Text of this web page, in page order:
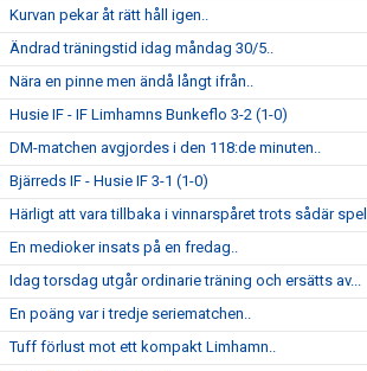
Kurvan pekar åt rätt håll igen..
Ändrad träningstid idag måndag 30/5..
Nära en pinne men ändå långt ifrån..
Husie IF - IF Limhamns Bunkeflo 3-2 (1-0)
DM-matchen avgjordes i den 118:de minuten..
Bjärreds IF - Husie IF 3-1 (1-0)
Härligt att vara tillbaka i vinnarspåret trots sådär spel..
En medioker insats på en fredag..
Idag torsdag utgår ordinarie träning och ersätts av...
En poäng var i tredje seriematchen..
Tuff förlust mot ett kompakt Limhamn..